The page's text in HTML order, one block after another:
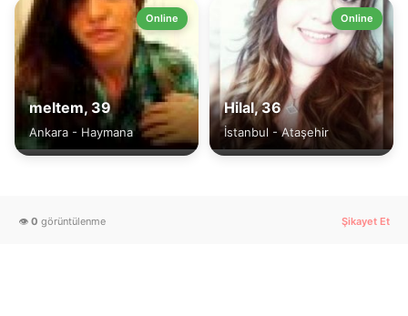
Online
meltem, 39
Ankara - Haymana
Online
Hilal, 36
İstanbul - Ataşehir
👁️ 0 görüntülenme Şikayet Et